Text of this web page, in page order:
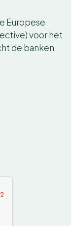
Europese
voor het
de banken